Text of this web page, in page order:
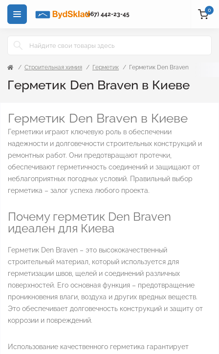
(067) 442-23-45
0
Строительная химия Герметик Герметик Den Braven
Герметик Den Braven в Киеве
Герметик Den Braven в Киеве
Герметики играют ключевую роль в обеспечении
надежности и долговечности строительных конструкций и
ремонтных работ. Они предотвращают протечки,
обеспечивают герметичность соединений и защищают от
неблагоприятных погодных условий. Правильный выбор
герметика – залог успеха любого проекта.
Почему герметик Den Braven
идеален для Киева
Герметик Den Braven – это высококачественный
строительный материал, который используется для
герметизации швов, щелей и соединений различных
поверхностей. Его основная функция – предотвращение
проникновения влаги, воздуха и других вредных веществ.
Это обеспечивает долговечность конструкций и защиту от
коррозии и повреждений.
Использование качественного герметика гарантирует